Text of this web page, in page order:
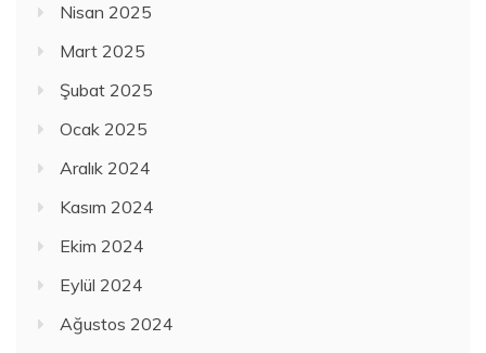
Nisan 2025
Mart 2025
Şubat 2025
Ocak 2025
Aralık 2024
Kasım 2024
Ekim 2024
Eylül 2024
Ağustos 2024